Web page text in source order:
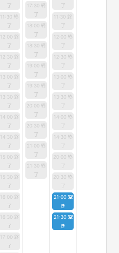
了
11:30 終
了
12:00 終
了
12:30 終
了
13:00 終
了
13:30 終
了
14:00 終
了
14:30 終
了
15:00 終
了
15:30 終
了
16:00 終
了
16:30 終
了
17:00 終
了
17:30 終
了
18:00 終
了
18:30 終
了
19:00 終
了
19:30 終
了
20:00 終
了
20:30 終
了
21:00 終
了
21:30 終
了
了
11:30 終
了
12:00 終
了
12:30 終
了
13:00 終
了
13:30 終
了
14:00 終
了
14:30 終
了
20:00 終
了
20:30 終
了
21:00 空
き
21:30 空
き